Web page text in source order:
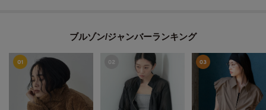
ブルゾン/ジャンバーランキング